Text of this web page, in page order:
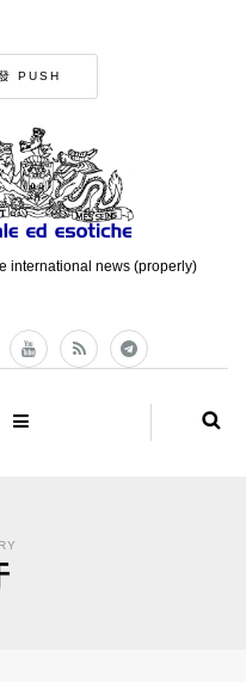
PUSH
international news (properly)